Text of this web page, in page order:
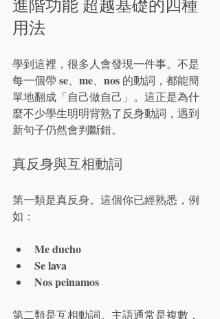
進階功能 超越基礎的四種
用法
學到這裡，很多人會發現一件事。不是
每一個帶 se、 me、 nos 的動詞，都能簡
單地翻成「自己做自己」。這正是為什
麼不少學生明明背熟了反身動詞，遇到
新句子仍然會判斷錯。
真反身與互相動詞
第一類是真反身。這個你已經熟悉，例
如：
Me ducho
Se lava
Nos peinamos
第二類是互相動詞。主語通常是複數，